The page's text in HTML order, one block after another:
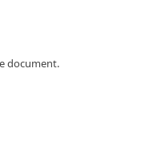
document.